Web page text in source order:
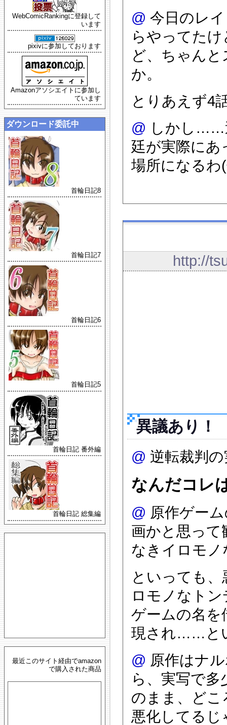
@ 今日のレ
らやってた
ど、ちゃん
か。
とりあえず4
@ しかし……
廷が実際にあ
場所になるわ
http://
異議あり！
@ 逆転裁判
なんだコレ
@ 原作ゲー
画かと思っ
なきイロモ
といっても
ロモノなト
ゲームの名を
現され……と
@ 原作はナ
ら、実写で
のまま、ど
悪化してるじ
WebComicRankingに登録して
います
pixivに参加しております
Amazonアソシエイトに参加し
ています
ダウンロード委託中
首輪日記8
首輪日記7
首輪日記6
首輪日記5
首輪日記 番外編
首輪日記 総集編
最近このサイト経由でamazon
で購入された商品